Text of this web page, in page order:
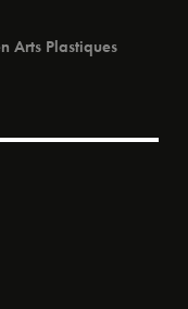
Arts Plastiques